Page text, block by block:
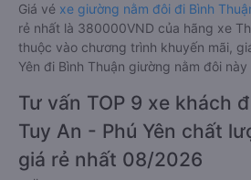
Giá vé xe giường nằm đôi đi Bình
rẻ nhất là 380000VND của hãng xe
thuộc vào chương trình khuyến mãi,
Yên đi Bình Thuận giường nằm đôi
Tư vấn TOP 9 xe khách
Tuy An - Phú Yên chất
giá rẻ nhất 08/2026